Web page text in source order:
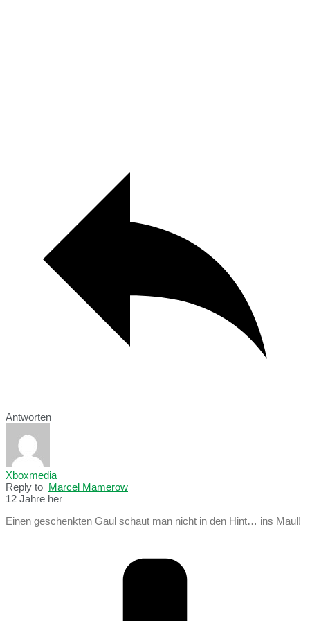
Antworten
Xboxmedia
Reply to Marcel Mamerow
12 Jahre her
Einen geschenkten Gaul schaut man nicht in den Hint… ins Maul!